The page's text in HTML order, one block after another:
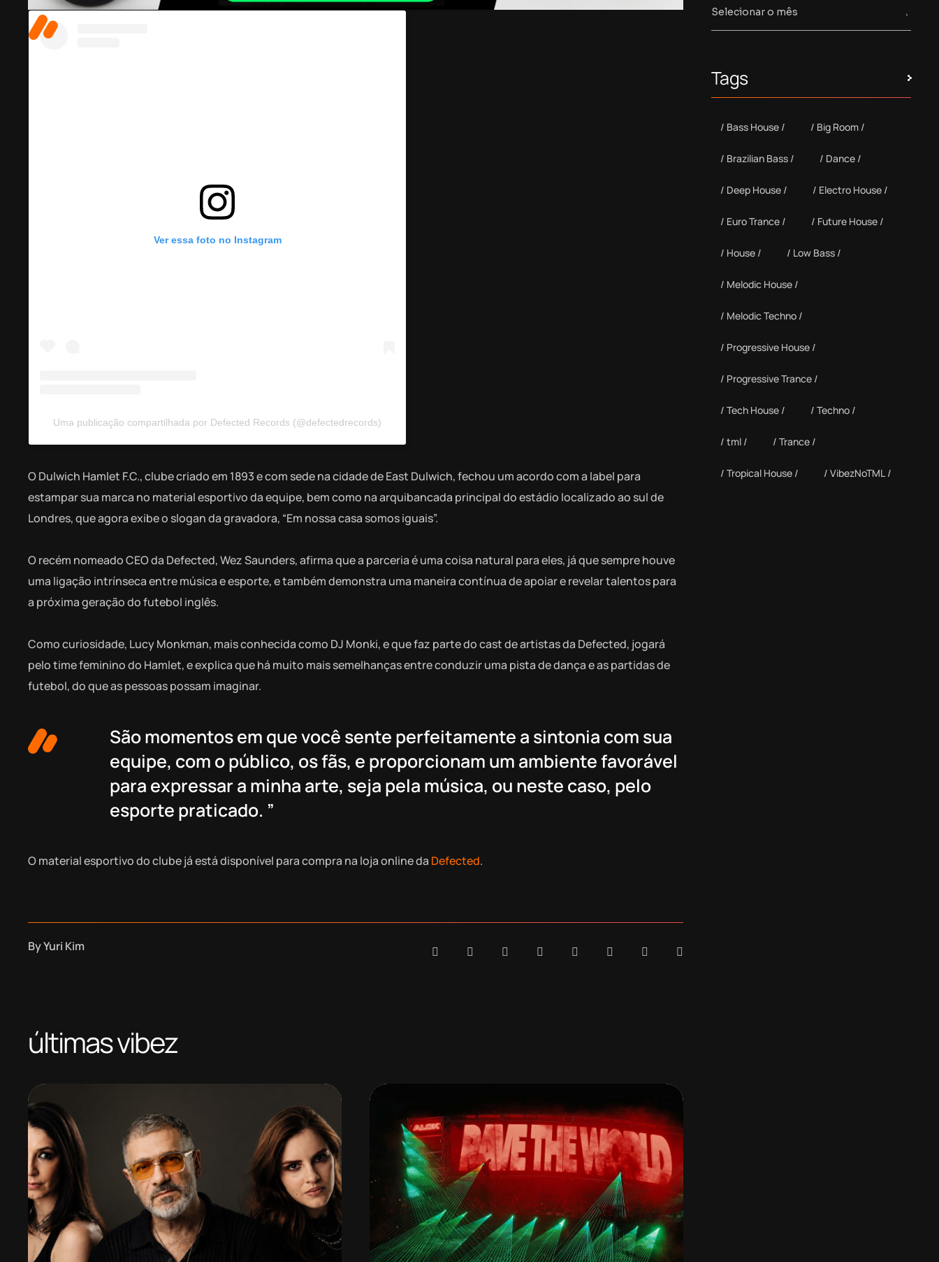
Ver essa foto no Instagram
Uma publicação compartilhada por Defected Records (@defectedrecords)
O Dulwich Hamlet F.C., clube criado em 1893 e com sede na cidade de East Dulwich, fechou um acordo com a label para
estampar sua marca no material esportivo da equipe, bem como na arquibancada principal do estádio localizado ao sul de
Londres, que agora exibe o slogan da gravadora, “Em nossa casa somos iguais”.
O recém nomeado CEO da Defected, Wez Saunders, afirma que a parceria é uma coisa natural para eles, já que sempre houve
uma ligação intrínseca entre música e esporte, e também demonstra uma maneira contínua de apoiar e revelar talentos para
a próxima geração do futebol inglês.
Como curiosidade, Lucy Monkman, mais conhecida como DJ Monki, e que faz parte do cast de artistas da Defected, jogará
pelo time feminino do Hamlet, e explica que há muito mais semelhanças entre conduzir uma pista de dança e as partidas de
futebol, do que as pessoas possam imaginar.
São momentos em que você sente perfeitamente a sintonia com sua
equipe, com o público, os fãs, e proporcionam um ambiente favorável
para expressar a minha arte, seja pela música, ou neste caso, pelo
esporte praticado. ”
O material esportivo do clube já está disponível para compra na loja online da Defected.
ByYuri Kim
últimas vibez
Tags
Bass House Big Room
Brazilian Bass Dance
Deep House Electro House
Euro Trance Future House
House Low Bass
Melodic House
Melodic Techno
Progressive House
Progressive Trance
Tech House Techno
tml Trance
Tropical House VibezNoTML